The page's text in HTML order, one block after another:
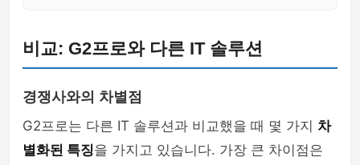
비교: G2프로와 다른 IT 솔루션
경쟁사와의 차별점
G2프로는 다른 IT 솔루션과 비교했을 때 몇 가지 차
별화된 특징을 가지고 있습니다. 가장 큰 차이점은